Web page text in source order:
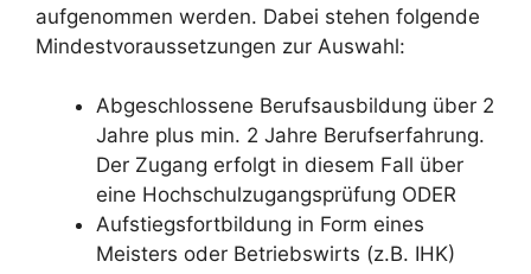
aufgenommen werden. Dabei stehen folgende
Mindestvoraussetzungen zur Auswahl:
Abgeschlossene Berufsausbildung über 2
Jahre plus min. 2 Jahre Berufserfahrung.
Der Zugang erfolgt in diesem Fall über
eine Hochschulzugangsprüfung ODER
Aufstiegsfortbildung in Form eines
Meisters oder Betriebswirts (z.B. IHK)